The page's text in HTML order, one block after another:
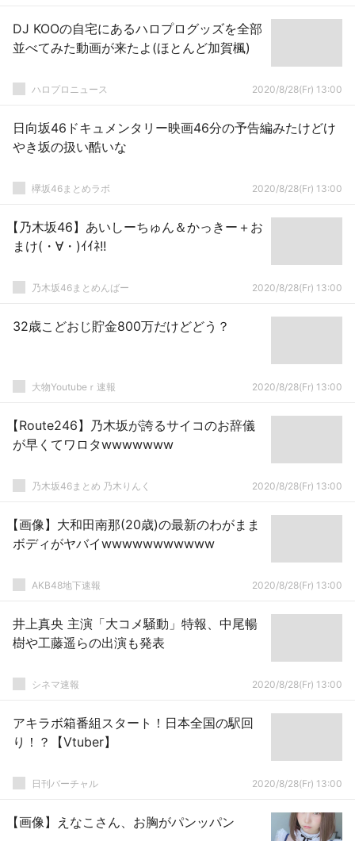
DJ KOOの自宅にあるハロプログッズを全部
並べてみた動画が来たよ(ほとんど加賀楓)
ハロプロニュース 2020/8/28(Fr) 13:00
日向坂46ドキュメンタリー映画46分の予告編みたけどけ
やき坂の扱い酷いな
欅坂46まとめラボ 2020/8/28(Fr) 13:00
【乃木坂46】あいしーちゅん＆かっきー＋お
まけ(・∀・)ｲｲﾈ!!
乃木坂46まとめんばー 2020/8/28(Fr) 13:00
32歳こどおじ貯金800万だけどどう？
大物Youtubeｒ速報 2020/8/28(Fr) 13:00
【Route246】乃木坂が誇るサイコのお辞儀
が早くてワロタwwwwwww
乃木坂46まとめ 乃木りんく 2020/8/28(Fr) 13:00
【画像】大和田南那(20歳)の最新のわがまま
ボディがヤバイwwwwwwwwwww
AKB48地下速報 2020/8/28(Fr) 13:00
井上真央 主演「大コメ騒動」特報、中尾暢
樹や工藤遥らの出演も発表
シネマ速報 2020/8/28(Fr) 13:00
アキラボ箱番組スタート！日本全国の駅回
り！？【Vtuber】
日刊バーチャル 2020/8/28(Fr) 13:00
【画像】えなこさん、お胸がパンッパン